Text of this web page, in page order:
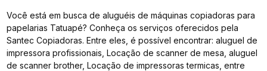
Você está em busca de aluguéis de máquinas copiadoras para
papelarias Tatuapé? Conheça os serviços oferecidos pela
Santec Copiadoras. Entre eles, é possível encontrar: aluguel de
impressora profissionais, Locação de scanner de mesa, aluguel
de scanner brother, Locação de impressoras termicas, entre